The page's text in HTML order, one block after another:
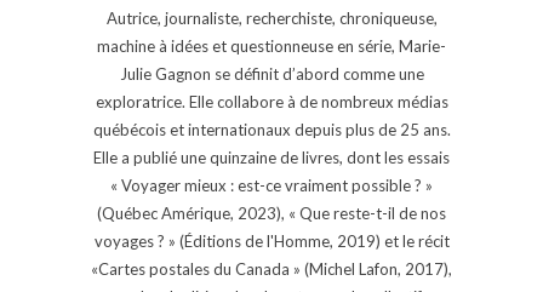
Autrice, journaliste, recherchiste, chroniqueuse,
machine à idées et questionneuse en série, Marie-
Julie Gagnon se définit d’abord comme une
exploratrice. Elle collabore à de nombreux médias
québécois et internationaux depuis plus de 25 ans.
Elle a publié une quinzaine de livres, dont les essais
« Voyager mieux : est-ce vraiment possible ? »
(Québec Amérique, 2023), « Que reste-t-il de nos
voyages ? » (Éditions de l'Homme, 2019) et le récit
«Cartes postales du Canada » (Michel Lafon, 2017),